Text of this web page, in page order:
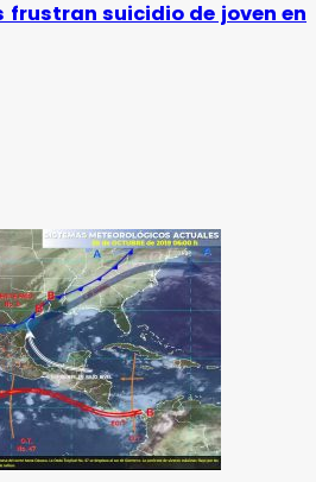
frustran suicidio de joven en